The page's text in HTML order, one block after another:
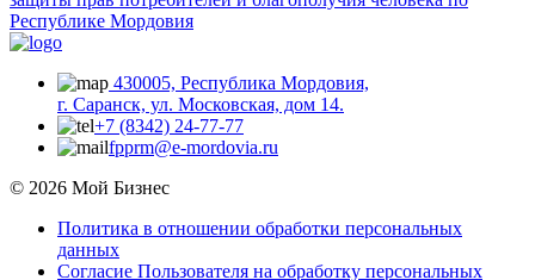
430005, Республика Мордовия,
г. Саранск, ул. Московская, дом 14.
+7 (8342) 24-77-77
fpprm@e-mordovia.ru
© 2026 Мой Бизнес
Политика в отношении обработки персональных
данных
Согласие Пользователя на обработку персональных